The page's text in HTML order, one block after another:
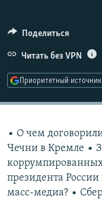
Поделиться
Читать без VPN
Приоритетный
• О чем
Чечни в Кремле •
президента
масс-медиа? •